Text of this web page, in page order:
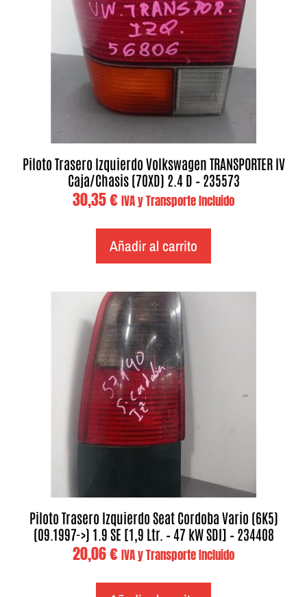
Piloto Trasero Izquierdo Volkswagen TRANSPORTER IV
Caja/Chasis (70XD) 2.4 D – 235573
30,35€ IVA y Transporte Incluido
Añadir al carrito
Piloto Trasero Izquierdo Seat Cordoba Vario (6K5)
(09.1997->) 1.9 SE [1,9 Ltr. – 47 kW SDI] – 234408
20,06€ IVA y Transporte Incluido